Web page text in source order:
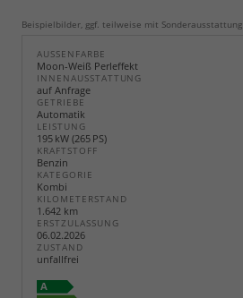
Beispielbilder, ggf. teilweise mit Sonderausstattung
AUSSENFARBE
Moon-Weiß Perleffekt
INNENAUSSTATTUNG
auf Anfrage
GETRIEBE
Automatik
LEISTUNG
195 kW (265 PS)
KRAFTSTOFF
Benzin
KATEGORIE
Kombi
KILOMETERSTAND
1.642 km
ERSTZULASSUNG
06.02.2026
ZUSTAND
unfallfrei